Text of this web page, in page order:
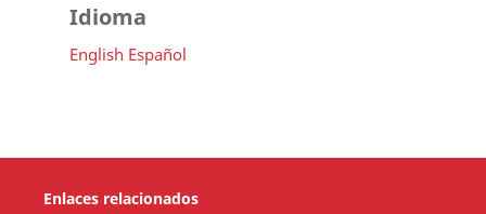
Idioma
English Español
Enlaces relacionados